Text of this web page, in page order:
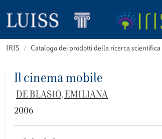
IRIS Catalogo dei prodotti della ricerca scientifica
Il cinema mobile
DE BLASIO, EMILIANA
2006